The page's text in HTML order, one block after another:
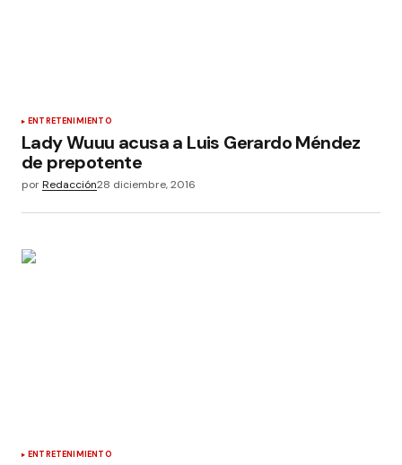
ENTRETENIMIENTO
Lady Wuuu acusa a Luis Gerardo Méndez
de prepotente
porRedacción28 diciembre, 2016
ENTRETENIMIENTO